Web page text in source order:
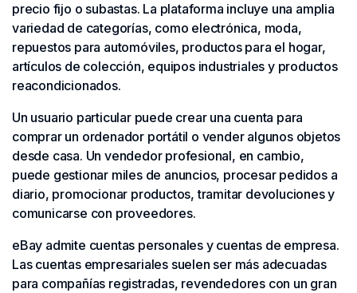
precio fijo o subastas. La plataforma incluye una amplia
variedad de categorías, como electrónica, moda,
repuestos para automóviles, productos para el hogar,
artículos de colección, equipos industriales y productos
reacondicionados.
Un usuario particular puede crear una cuenta para
comprar un ordenador portátil o vender algunos objetos
desde casa. Un vendedor profesional, en cambio,
puede gestionar miles de anuncios, procesar pedidos a
diario, promocionar productos, tramitar devoluciones y
comunicarse con proveedores.
eBay admite cuentas personales y cuentas de empresa.
Las cuentas empresariales suelen ser más adecuadas
para compañías registradas, revendedores con un gran